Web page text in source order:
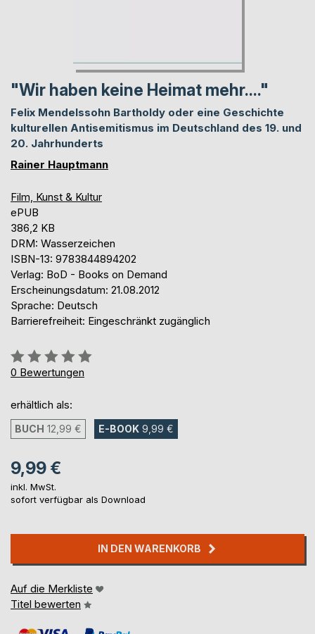
"Wir haben keine Heimat mehr...."
Felix Mendelssohn Bartholdy oder eine Geschichte
kulturellen Antisemitismus im Deutschland des 19. und
20. Jahrhunderts
Rainer Hauptmann
Film, Kunst & Kultur
ePUB
386,2 KB
DRM: Wasserzeichen
ISBN-13: 9783844894202
Verlag: BoD - Books on Demand
Erscheinungsdatum: 21.08.2012
Sprache: Deutsch
Barrierefreiheit: Eingeschränkt zugänglich
Bewertung::
0%
0 Bewertungen
erhältlich als:
BUCH 12,99 € E-BOOK 9,99 €
9,99 €
inkl. MwSt.
sofort verfügbar als Download
IN DEN WARENKORB
Auf die Merkliste
Titel bewerten